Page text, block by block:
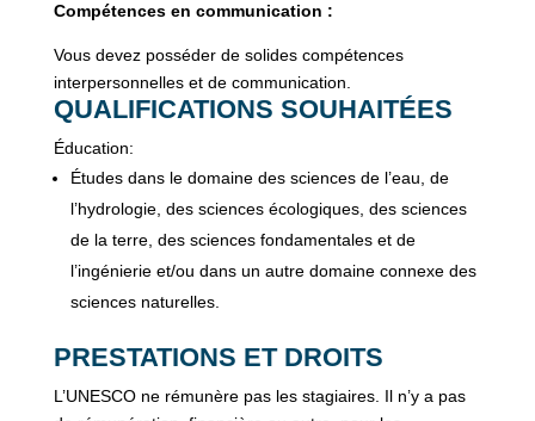
Compétences en communication :
Vous devez posséder de solides compétences
interpersonnelles et de communication.
QUALIFICATIONS SOUHAITÉES
Éducation:
Études dans le domaine des sciences de l’eau, de
l’hydrologie, des sciences écologiques, des sciences
de la terre, des sciences fondamentales et de
l’ingénierie et/ou dans un autre domaine connexe des
sciences naturelles.
PRESTATIONS ET DROITS
L’UNESCO ne rémunère pas les stagiaires. Il n’y a pas